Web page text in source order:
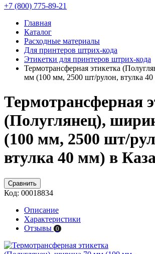
+7 (800) 775-89-21
Главная
Каталог
Расходные материалы
Для принтеров штрих-кода
Этикетки для принтеров штрих-кода
Термотрансферная этикетка
мм (100 мм, 2500 шт/рулон, втулка
Термотрансферная
(Полуглянец),
(100 мм, 2500 шт/
втулка 40 мм) в
Сравнить
Код: 00018834
Описание
Характеристики
Отзывы 0